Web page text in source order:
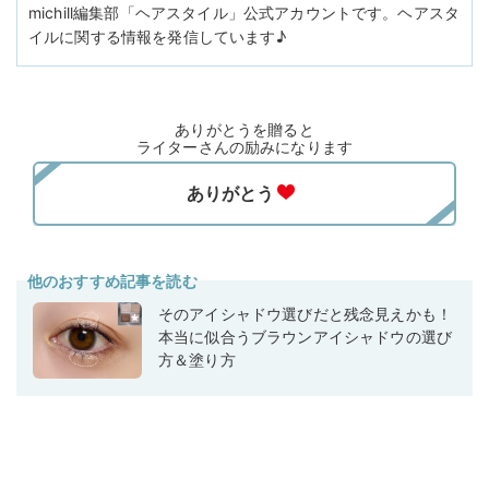
michill編集部「ヘアスタイル」公式アカウントです。ヘアスタ
イルに関する情報を発信しています♪
ありがとうを贈ると
ライターさんの励みになります
他のおすすめ記事を読む
そのアイシャドウ選びだと残念見えかも！
本当に似合うブラウンアイシャドウの選び
方＆塗り方